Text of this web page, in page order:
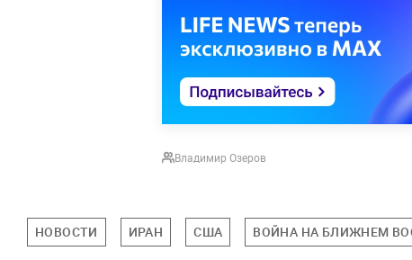
Владимир Озеров
НОВОСТИ ИРАН США ВОЙНА НА БЛИЖНЕМ